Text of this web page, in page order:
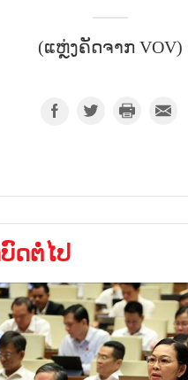
(ແຫຼ່ງຄັດຈາກ VOV)
ດຕໍ່ໄປ